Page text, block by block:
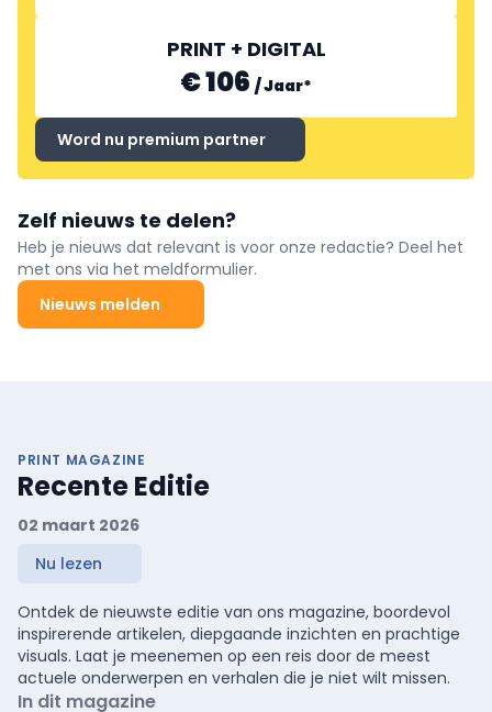
PRINT + DIGITAL
€ 106 /Jaar*
Word nu premium partner
Zelf nieuws te delen?
Heb je nieuws dat relevant is voor onze redactie? Deel het
met ons via het meldformulier.
Nieuws melden
PRINT MAGAZINE
Recente Editie
02 maart 2026
Nu lezen
Ontdek de nieuwste editie van ons magazine, boordevol
inspirerende artikelen, diepgaande inzichten en prachtige
visuals. Laat je meenemen op een reis door de meest
actuele onderwerpen en verhalen die je niet wilt missen.
In dit magazine